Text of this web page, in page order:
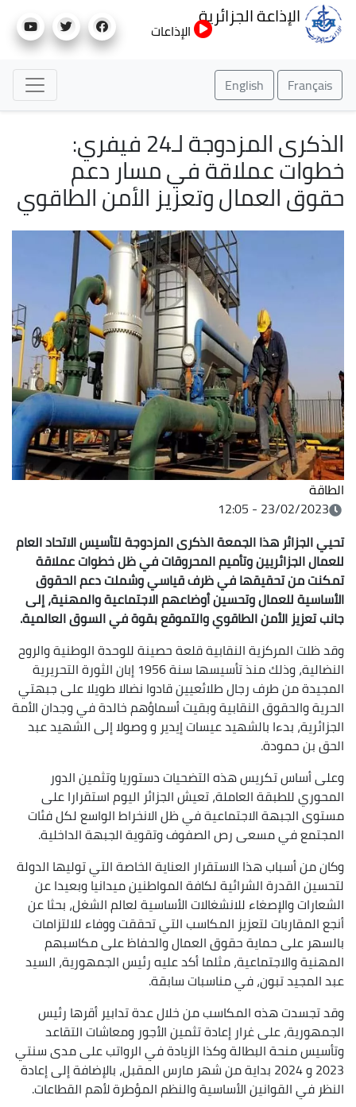
إلى
الإذاعة الجزائرية
الإذاعات
Français
English
الذكرى المزدوجة لـ24 فيفري:
خطوات عملاقة في مسار دعم
حقوق العمال وتعزيز الأمن الطاقوي
الطاقة
23/02/2023 - 12:05
تحيي الجزائر هذا الجمعة الذكرى المزدوجة لتأسيس الاتحاد العام
للعمال الجزائريين وتأميم المحروقات في ظل خطوات عملاقة
تمكنت من تحقيقها في ظرف قياسي وشملت دعم الحقوق
الأساسية للعمال وتحسين أوضاعهم الاجتماعية والمهنية، إلى
جانب تعزيز الأمن الطاقوي والتموقع بقوة في السوق العالمية.
وقد ظلت المركزية النقابية قلعة حصينة للوحدة الوطنية والروح
النضالية، وذلك منذ تأسيسها سنة 1956 إبان الثورة التحريرية
المجيدة من طرف رجال طلائعيين قادوا نضالا طويلا على جبهتي
الحرية والحقوق النقابية وبقيت أسماؤهم خالدة في وجدان الأمة
الجزائرية، بدءا بالشهيد عيسات إيدير و وصولا إلى الشهيد عبد
الحق بن حمودة.
وعلى أساس تكريس هذه التضحيات دستوريا وتثمين الدور
المحوري للطبقة العاملة، تعيش الجزائر اليوم استقرارا على
مستوى الجبهة الاجتماعية في ظل الانخراط الواسع لكل فئات
المجتمع في مسعى رص الصفوف ‏وتقوية الجبهة الداخلية.
وكان من أسباب هذا الاستقرار العناية الخاصة التي توليها الدولة
لتحسين القدرة الشرائية لكافة المواطنين ميدانيا وبعيدا عن
الشعارات والإصغاء للانشغالات الأساسية لعالم الشغل، بحثا عن
أنجع المقاربات لتعزيز المكاسب التي تحققت ووفاء للالتزامات
بالسهر على حماية حقوق العمال والحفاظ على مكاسبهم
المهنية والاجتماعية، مثلما أكد عليه رئيس الجمهورية، السيد
عبد المجيد تبون، في مناسبات سابقة.
وقد تجسدت هذه المكاسب من خلال عدة تدابير أقرها رئيس
الجمهورية، على غرار إعادة تثمين الأجور ومعاشات التقاعد
وتأسيس منحة البطالة وكذا الزيادة في الرواتب على مدى سنتي
2023 و 2024 بداية من شهر مارس المقبل، بالإضافة إلى إعادة
النظر في القوانين الأساسية والنظم المؤطرة لأهم القطاعات.